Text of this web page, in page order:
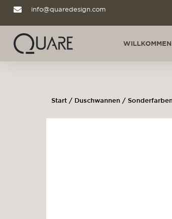
info@quaredesign.com
WILLKOMMEN
Start / Duschwannen /